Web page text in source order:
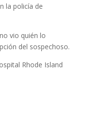
la policía de
vio quién lo
del sospechoso.
Rhode Island